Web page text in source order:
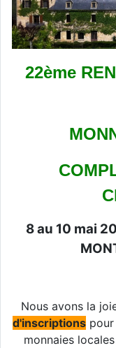
22ème
8 au 10 mai
Nous avons la
d'inscriptions
monnaies